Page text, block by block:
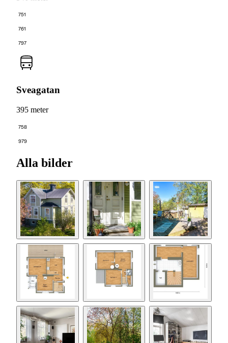
751
761
797
Sveagatan
395 meter
758
979
Alla bilder